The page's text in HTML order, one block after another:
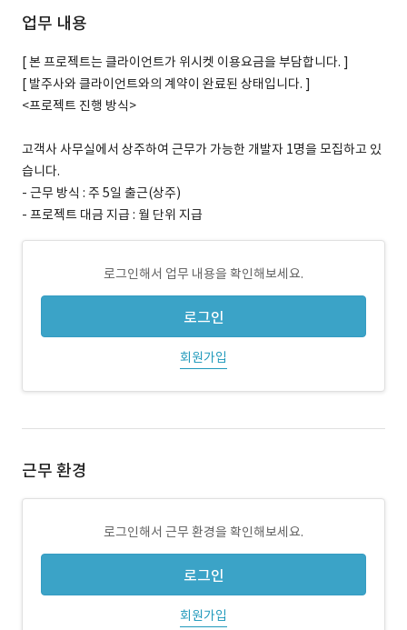
업무 내용
[ 본 프로젝트는 클라이언트가 위시켓 이용요금을 부담합니다. ]
[ 발주사와 클라이언트와의 계약이 완료된 상태입니다. ]
<프로젝트 진행 방식>
고객사 사무실에서 상주하여 근무가 가능한 개발자 1명을 모집하고 있
습니다.
- 근무 방식 : 주 5일 출근(상주)
- 프로젝트 대금 지급 : 월 단위 지급
로그인해서 업무 내용을 확인해보세요.
로그인
회원가입
근무 환경
로그인해서 근무 환경을 확인해보세요.
로그인
회원가입